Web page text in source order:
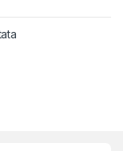
Sortirano po